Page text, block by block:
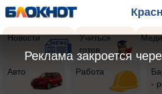
Новости
Учиться
готов
Авто Работа
-
Реклама закроется